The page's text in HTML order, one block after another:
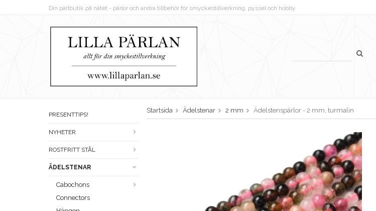
Din pärlbutik på nätet - pärlor och andra tillbehör för smyckestillverkning, pyssel och hobby
PRESENTTIPS!
NYHETER
ROSTFRITT STÅL
ÄDELSTENAR
Cabochons
Connectors
Startsida Ädelstenar 2 mm Ädelstenspärlor - 2 mm, turmalin